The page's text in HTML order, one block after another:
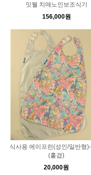
잇웰 치매노인보조식기
156,000원
식사용 에이프런(성인/일반형
(홑겹)
20,000원